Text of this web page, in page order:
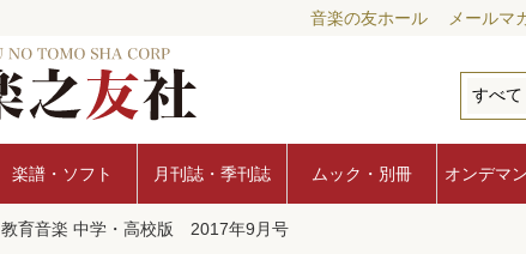
音楽の友ホール メールマ
楽譜・ソフト 月刊誌・季刊誌 ムック・別冊 オンデマ
教育音楽 中学・高校版 2017年9月号